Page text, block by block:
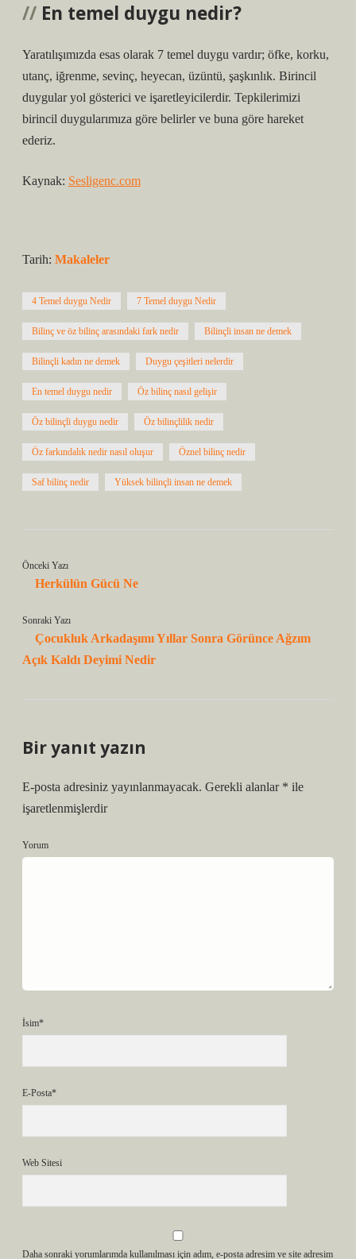
En temel duygu nedir?
Yaratılışımızda esas olarak 7 temel duygu vardır; öfke, korku,
utanç, iğrenme, sevinç, heyecan, üzüntü, şaşkınlık. Birincil
duygular yol gösterici ve işaretleyicilerdir. Tepkilerimizi
birincil duygularımıza göre belirler ve buna göre hareket
ederiz.
Kaynak: Sesligenc.com
Tarih: Makaleler
4 Temel duygu Nedir 7 Temel duygu Nedir
Bilinç ve öz bilinç arasındaki fark nedir Bilinçli insan ne demek
Bilinçli kadın ne demek Duygu çeşitleri nelerdir
En temel duygu nedir Öz bilinç nasıl gelişir
Öz bilinçli duygu nedir Öz bilinçlilik nedir
Öz farkındalık nedir nasıl oluşur Öznel bilinç nedir
Saf bilinç nedir Yüksek bilinçli insan ne demek
Önceki Yazı
Herkülün Gücü Ne
Sonraki Yazı
Çocukluk Arkadaşımı Yıllar Sonra Görünce Ağzım
Açık Kaldı Deyimi Nedir
Bir yanıt yazın
E-posta adresiniz yayınlanmayacak. Gerekli alanlar * ile
işaretlenmişlerdir
Yorum
İsim*
E-Posta*
Web Sitesi
Daha sonraki yorumlarımda kullanılması için adım, e-posta adresim ve site adresim